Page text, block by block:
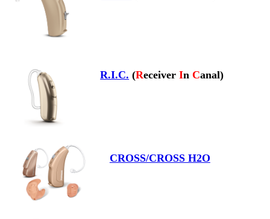
R.I.C. (ReceiverInCanal)
CROSS/CROSS H2O